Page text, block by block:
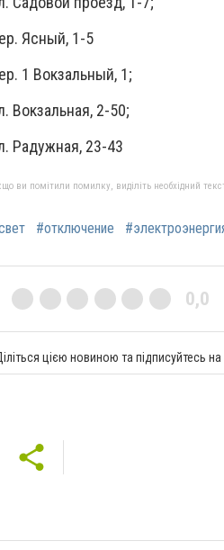
Ясный, 1-5
1 Вокзальный, 1;
Вокзальная, 2-50;
Радужная, 23-43
ви помітили помилку, виділіть необхідний
#отключение
0,0
цією новиною та підписуйтесь